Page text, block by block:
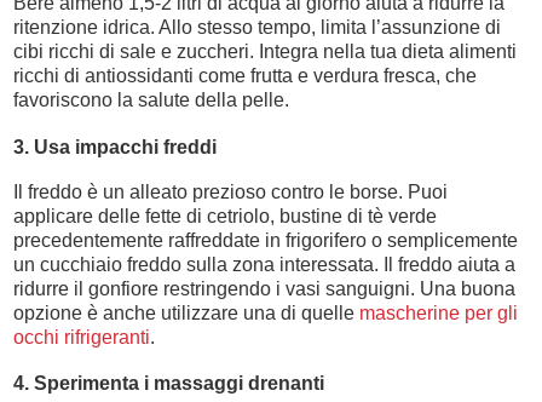
ritenzione idrica. Allo stesso tempo, limita l’assunzione di
cibi ricchi di sale e zuccheri. Integra nella tua dieta alimenti
ricchi di antiossidanti come frutta e verdura fresca, che
favoriscono la salute della pelle.
3. Usa impacchi freddi
Il freddo è un alleato prezioso contro le borse. Puoi
applicare delle fette di cetriolo, bustine di tè verde
precedentemente raffreddate in frigorifero o semplicemente
un cucchiaio freddo sulla zona interessata. Il freddo aiuta a
ridurre il gonfiore restringendo i vasi sanguigni. Una buona
opzione è anche utilizzare una di quelle mascherine per gli
occhi rifrigeranti.
4. Sperimenta i massaggi drenanti